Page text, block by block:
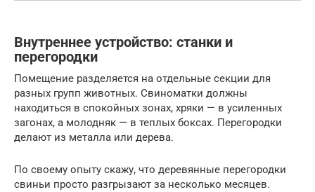
Внутреннее устройство: станки и
перегородки
Помещение разделяется на отдельные секции для
разных групп животных. Свиноматки должны
находиться в спокойных зонах, хряки — в усиленных
загонах, а молодняк — в теплых боксах. Перегородки
делают из металла или дерева.
По своему опыту скажу, что деревянные перегородки
свиньи просто разгрызают за несколько месяцев.